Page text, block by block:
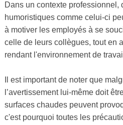
Dans un contexte professionnel,
humoristiques comme celui-ci
à motiver les employés à se
celle de leurs collègues, tout en
rendant l'environnement de
Il est important de noter que
l’avertissement lui-même doit
surfaces chaudes peuvent
c'est pourquoi toutes les